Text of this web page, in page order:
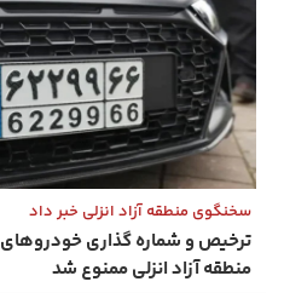
سخنگوی منطقه آزاد انزلی خبر داد
ترخیص و شماره ‌گذاری
منطقه آزاد انزلی ممنوع شد